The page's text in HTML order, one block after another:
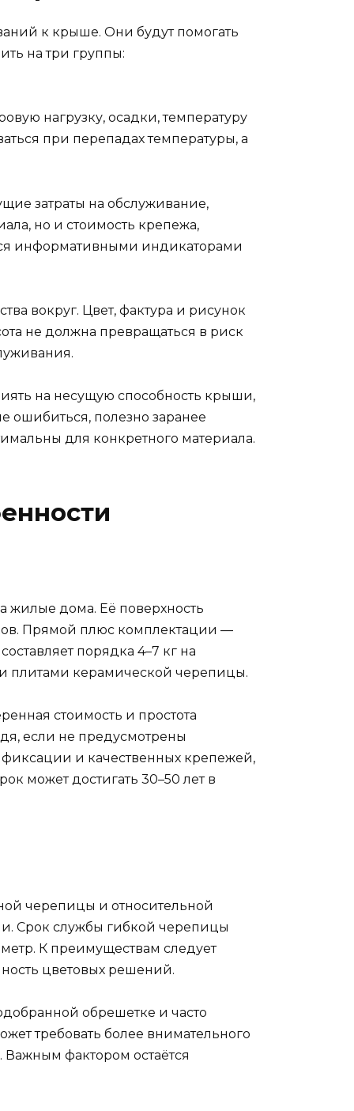
к крыше. Они будут помогать
на три группы:
нагрузку, осадки, температуру
при перепадах температуры, а
затраты на обслуживание,
но и стоимость крепежа,
информативными индикаторами
вокруг. Цвет, фактура и рисунок
не должна превращаться в риск
на несущую способность крыши,
ошибиться, полезно заранее
для конкретного материала.
жилые дома. Её поверхность
Прямой плюс комплектации —
порядка 4–7 кг на
плитами керамической черепицы.
стоимость и простота
если не предусмотрены
и качественных крепежей,
может достигать 30–50 лет в
черепицы и относительной
Срок службы гибкой черепицы
К преимуществам следует
цветовых решений.
обрешетке и часто
требовать более внимательного
фактором остаётся